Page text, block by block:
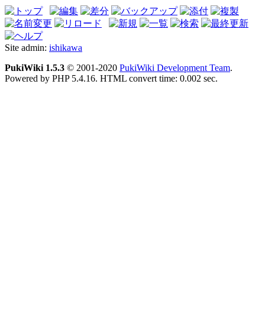
Site admin: ishikawa
PukiWiki 1.5.3 © 2001-2020 PukiWiki Development Team.
Powered by PHP 5.4.16. HTML convert time: 0.002 sec.